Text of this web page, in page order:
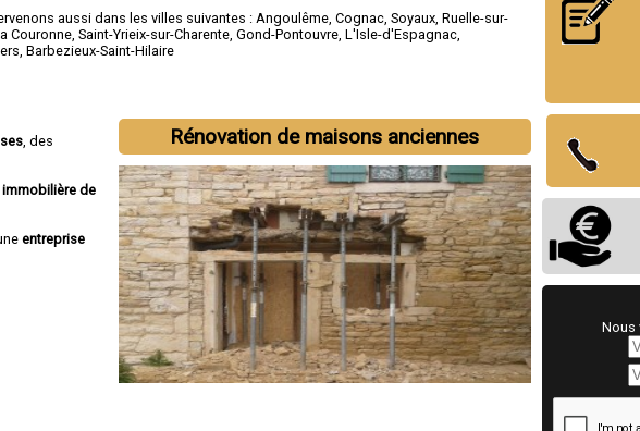
aussi dans les villes suivantes : Angoulême ,Cognac ,Soyaux ,Ruelle-sur-
Couronne ,Saint-Yrieix-sur-Charente ,Gond-Pontouvre ,L'Isle-d'Espagnac
,Barbezieux-Saint-Hilaire
Rénovation de maisons anciennes
, des
de
entreprise
Nous